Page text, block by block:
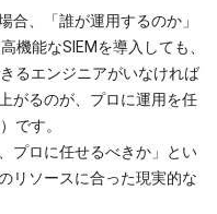
合、「誰が運用するのか」
機能なSIEMを導入しても、
るエンジニアがいなければ
がるのが、プロに運用を任
です。
プロに任せるべきか」とい
リソースに合った現実的な